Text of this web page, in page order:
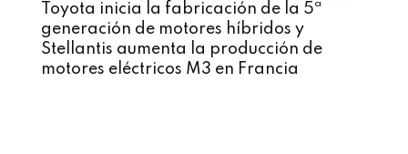
Toyota inicia la fabricación de la 5ª
generación de motores híbridos y
Stellantis aumenta la producción de
motores eléctricos M3 en Francia